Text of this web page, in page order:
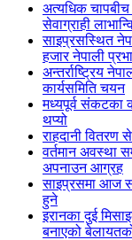
अत्यधिक चापबीच
सेवाग्राही
साइप्रसस्थित
हजार नेपाली
अन्तर्राष्ट्रिय
कार्यसमिति चयन
मध्यपूर्व संकटका
थप्यो
राहदानी वितरण
वर्तमान अवस्था
अपनाउन आग्रह
साइप्रसमा आज
हुने
इरानका दुई
बनाएको